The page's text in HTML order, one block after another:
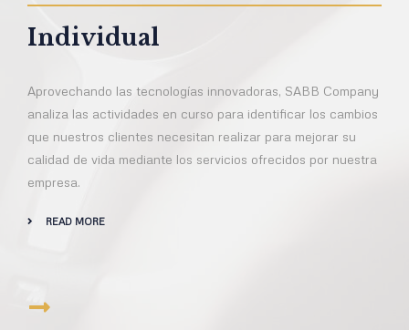
Individual
Aprovechando las tecnologías innovadoras, SABB Company
analiza las actividades en curso para identificar los cambios
que nuestros clientes necesitan realizar para mejorar su
calidad de vida mediante los servicios ofrecidos por nuestra
empresa.
READ MORE